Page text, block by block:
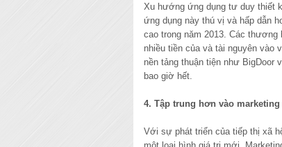
Xu hướng ứng dụng tư duy thiết
ứng dụng này thú vị và hấp dẫn
cao trong năm 2013. Các
nhiều tiền của và tài nguyên vào
nền tảng thuận tiện như BigDoor
bao giờ hết.
4. Tập trung hơn vào
Với sự phát triển của tiếp thị xã
một loại hình giá trị mới.